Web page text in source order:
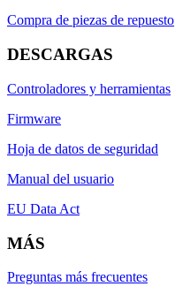
Compra de piezas de repuesto
DESCARGAS
Controladores y herramientas
Firmware
Hoja de datos de seguridad
Manual del usuario
EU Data Act
MÁS
Preguntas más frecuentes